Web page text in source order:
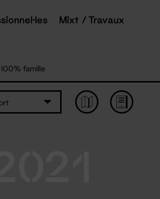
Mixt / Travaux
100% famille